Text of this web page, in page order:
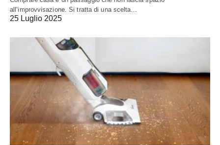
all’improvvisazione. Si tratta di una scelta…
25 Luglio 2025